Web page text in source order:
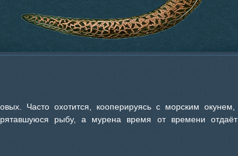
Часто охотится, кооперируясь с морским окунем,
рыбу, а мурена время от времени отдаёт